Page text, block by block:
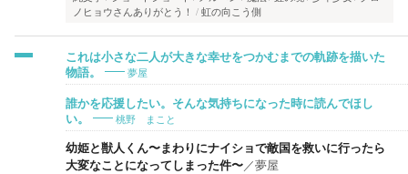
ノヒョウさんありがとう！
虹の向こう側
これは小さな二人が大きな幸せをつかむまでの軌跡を描いた
物語。
夢屋
誰かを応援したい。そんな気持ちになった時に読んでほし
い。
桃野 まこと
幼姫と獣人くん〜まわりにナイショで敵国を救いに行ったら
大変なことになってしまった件〜／夢屋